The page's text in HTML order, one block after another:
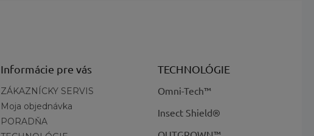
Informácie pre vás
ZÁKAZNÍCKY SERVIS
Moja objednávka
PORADŇA
TECHNOLÓGIE
Omni-Tech™
Insect Shield®